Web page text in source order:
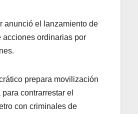
anunció el lanzamiento de
acciones ordinarias por
prepara movilización
contrarrestar el
con criminales de